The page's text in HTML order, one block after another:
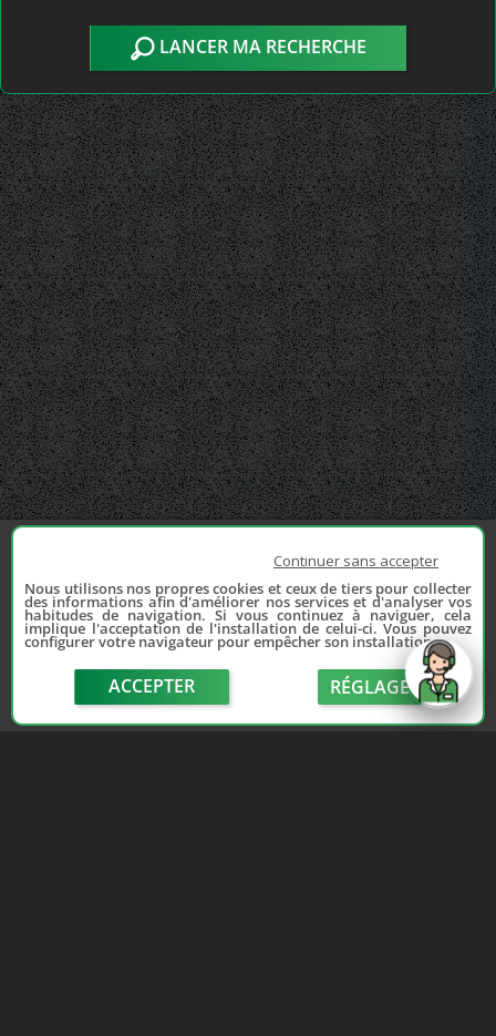
LANCER MA RECHERCHE
Continuer sans accepter
Nous utilisons nos propres cookies et ceux de tiers pour collecter
des informations afin d'améliorer nos services et d'analyser vos
habitudes de navigation. Si vous continuez à naviguer, cela
implique l'acceptation de l'installation de celui-ci. Vous pouvez
configurer votre navigateur pour empêcher son installation.
ACCEPTER RÉGLAGE